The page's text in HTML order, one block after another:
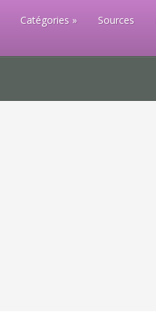
Catégories Sources